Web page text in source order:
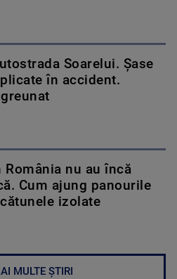
Soarelui. Șase
în accident.
România nu au încă
Cum ajung panourile
izolate
MULTE ȘTIRI